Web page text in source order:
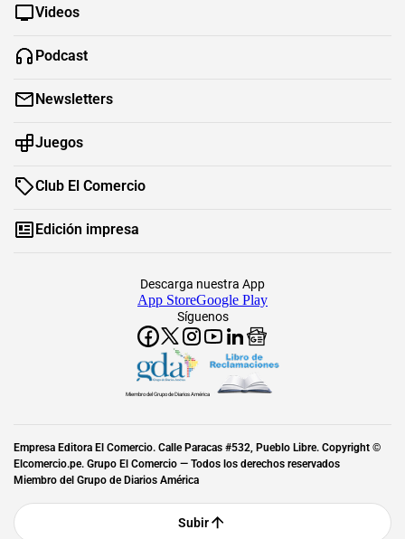
Videos
Podcast
Newsletters
Juegos
Club El Comercio
Edición impresa
Síguenos
Descarga nuestra App
App StoreGoogle Play
Miembro del Grupo de Diarios América
Empresa Editora El Comercio. Calle Paracas #532, Pueblo Libre. Copyright ©
Elcomercio.pe. Grupo El Comercio — Todos los derechos reservados
Miembro del Grupo de Diarios América
Subir